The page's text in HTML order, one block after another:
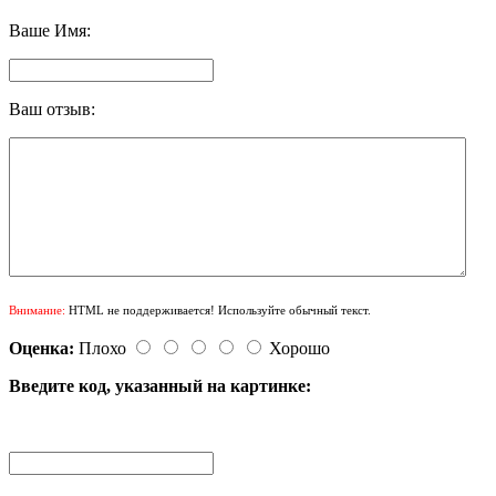
Ваше Имя:
Ваш отзыв:
Внимание: HTML не поддерживается! Используйте обычный текст.
Оценка: Плохо
Хорошо
Введите код, указанный на картинке: